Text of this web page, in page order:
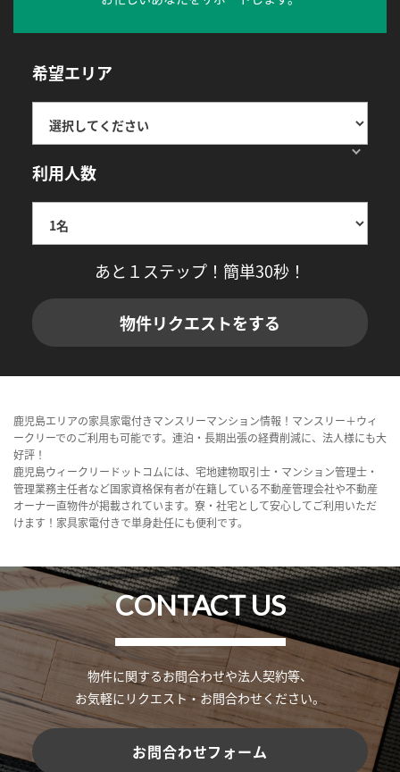
希望エリア
利用人数
あと１ステップ！簡単30秒！
物件リクエストをする
鹿児島エリアの家具家電付きマンスリーマンション情報！マンスリー＋ウィ
ークリーでのご利用も可能です。連泊・長期出張の経費削減に、法人様にも大
好評！
鹿児島ウィークリードットコムには、宅地建物取引士・マンション管理士・
管理業務主任者など国家資格保有者が在籍している不動産管理会社や不動産
オーナー直物件が掲載されています。寮・社宅として安心してご利用いただ
けます！家具家電付きで単身赴任にも便利です。
CONTACT US
物件に関するお問合わせや法人契約等、
お気軽にリクエスト・お問合わせください。
お問合わせフォーム